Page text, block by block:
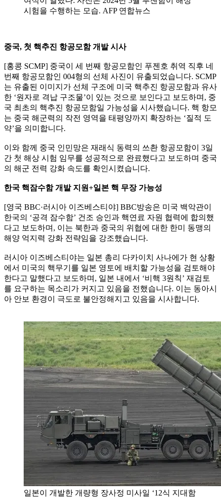
시험을 수행하는 모습. AFP 연합뉴스
중국, 첫 핵추진 항공모함 개발 시사
[홍콩 SCMP] 중국이 세 번째 항공모함인 푸젠호 취역 직후 네
번째 항공모함인 004형의 선체 사진이 유출되었습니다. SCMP
는 유출된 이미지가 선체 구조에 미국 핵추진 항공모함과 유사
한 ‘원자로 격납 구조물’이 있는 것으로 보인다고 보도하며, 중
국 최초의 핵추진 항공모함일 가능성을 시사했습니다. 핵 항모
는 중국 해군력의 작전 영역을 태평양까지 확장하는 ‘질적 도
약’을 의미합니다.
이와 함께 중국 인민망은 재래식 동력의 쓰촨 항공모함이 3일
간 첫 해상 시험 임무를 성공적으로 완료했다고 보도하며 중국
의 해군 전력 강화 속도를 확인시켰습니다.
한국 핵잠수함 개발 지원+일본 핵 무장 가능성
[영국 BBC·러시아 이즈베스티야] BBC방송은 미국 백악관이
한국의 ‘공격 잠수함’ 건조 승인과 핵연료 자원 협력에 합의했
다고 보도하며, 이는 북한과 중국의 위협에 대한 한미 동맹의
해양 억지력 강화 전략임을 강조했습니다.
러시아 이즈베스티야는 일본 총리 다카이치 사나에가 현 상황
에서 미국의 핵무기를 일본 영토에 배치할 가능성을 검토해야
한다고 말했다고 보도하며, 일본 내에서 ‘비핵 3원칙’ 재검토
를 요구하는 목소리가 커지고 있음을 전했습니다. 이는 동아시
아 안보 환경이 극도로 불안정해지고 있음을 시사합니다.
일본이 개발한 개량형 장사정 미사일 ‘12식 지대함